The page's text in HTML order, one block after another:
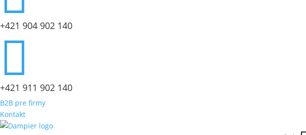
+421 904 902 140

+421 911 902 140
B2B pre firmy
Kontakt